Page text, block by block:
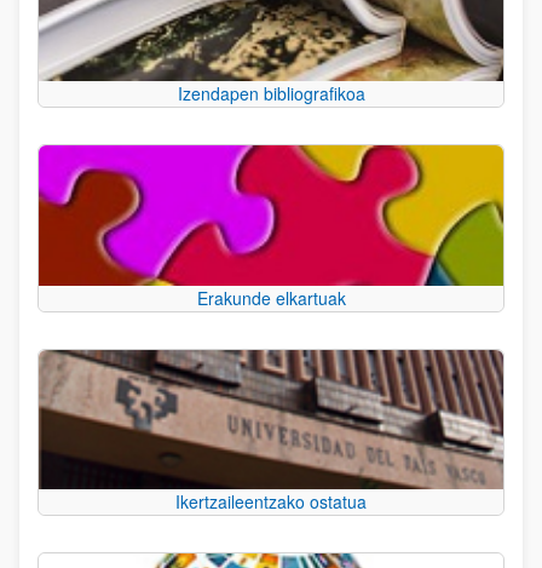
Izendapen bibliografikoa
Erakunde elkartuak
Ikertzaileentzako ostatua